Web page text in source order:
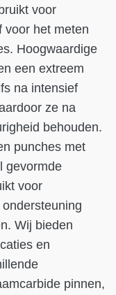
voor
voor het meten
Hoogwaardige
een extreem
na intensief
ze na
behouden.
punches met
gevormde
voor
Wij bieden
en
pinnen,